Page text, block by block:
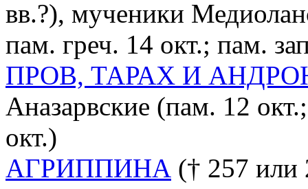
вв.?), мученики
пам. греч. 14 окт.; пам.
ПРОВ, ТАРАХ И
Аназарвские (пам. 12
окт.)
АГРИППИНА († 257 или